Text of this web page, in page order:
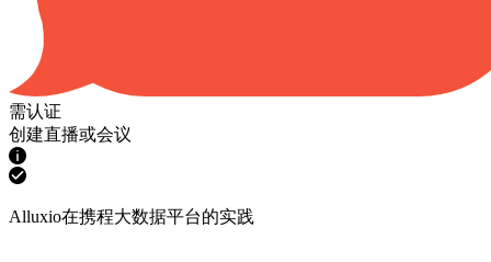
需认证
创建直播或会议
Alluxio在携程大数据平台的实践